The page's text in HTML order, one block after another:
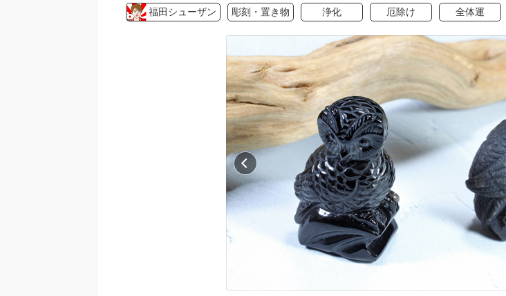
福田シューザン 彫刻・置き物 浄化 厄除け 全体運